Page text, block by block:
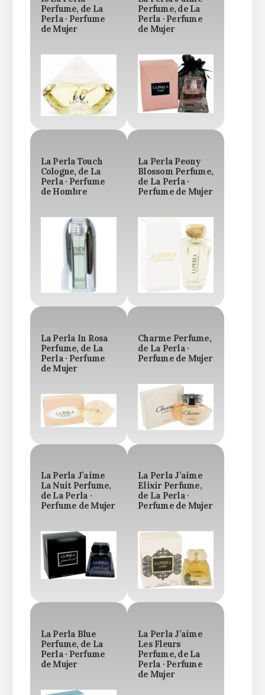
Perfume, de La
Perla · Perfume
de Mujer
Perfume, de La
Perla · Perfume
de Mujer
La Perla Touch
Cologne, de La
Perla · Perfume
de Hombre
La Perla Peony
Blossom Perfume,
de La Perla ·
Perfume de Mujer
La Perla In Rosa
Perfume, de La
Perla · Perfume
de Mujer
Charme Perfume,
de La Perla ·
Perfume de Mujer
La Perla J’aime
La Nuit Perfume,
de La Perla ·
Perfume de Mujer
La Perla J’aime
Elixir Perfume,
de La Perla ·
Perfume de Mujer
La Perla Blue
Perfume, de La
Perla · Perfume
de Mujer
La Perla J’aime
Les Fleurs
Perfume, de La
Perla · Perfume
de Mujer